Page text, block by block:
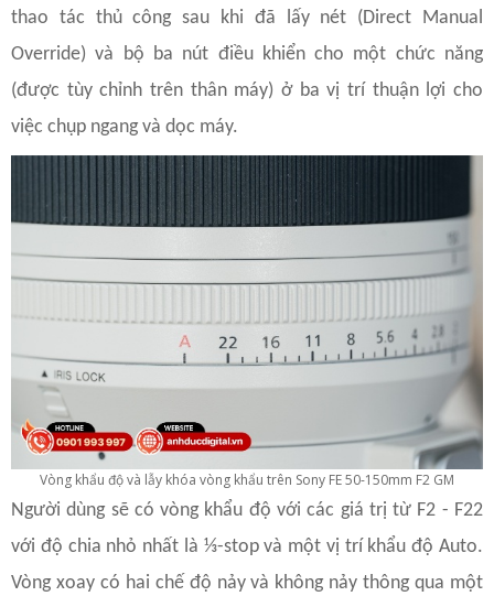
thao tác thủ công sau khi đã lấy nét (Direct Manual
Override) và bộ ba nút điều khiển cho một chức năng
(được tùy chỉnh trên thân máy) ở ba vị trí thuận lợi cho
việc chụp ngang và dọc máy.
Vòng khẩu độ và lẫy khóa vòng khẩu trên Sony FE 50-150mm F2 GM
Người dùng sẽ có vòng khẩu độ với các giá trị từ F2 - F22
với độ chia nhỏ nhất là ⅓-stop và một vị trí khẩu độ Auto.
Vòng xoay có hai chế độ nảy và không nảy thông qua một